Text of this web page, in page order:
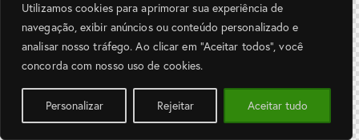
Utilizamos cookies para aprimorar sua experiência de
navegação, exibir anúncios ou conteúdo personalizado e
analisar nosso tráfego. Ao clicar em “Aceitar todos”, você
concorda com nosso uso de cookies.
Personalizar Rejeitar Aceitar tudo